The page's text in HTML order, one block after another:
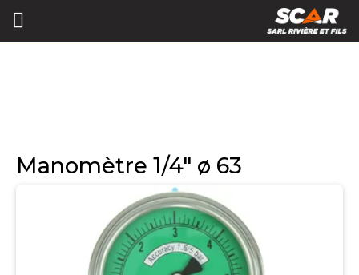
Manomètre 1/4" ø 63